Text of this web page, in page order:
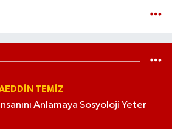
TEMIZ
Anlamaya Sosyoloji Yeter